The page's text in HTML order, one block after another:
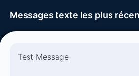
Messages texte les plus
Test Message